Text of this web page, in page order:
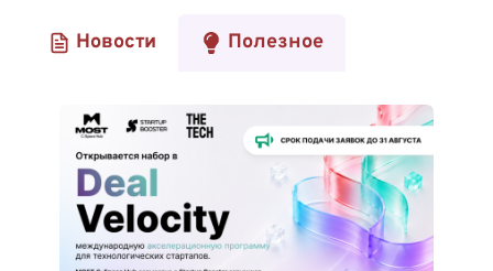
Новости Полезное